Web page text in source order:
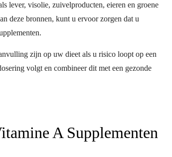
lever, visolie, zuivelproducten, eieren en groene
deze bronnen, kunt u ervoor zorgen dat u
zijn op uw dieet als u risico loopt op een
volgt en combineer dit met een gezonde
A Supplementen